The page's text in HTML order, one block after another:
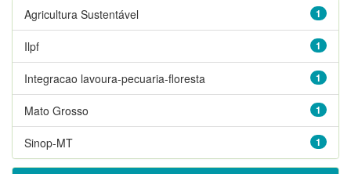
1
Agricultura Sustentável
1
Ilpf
1
Integracao lavoura-pecuaria-floresta
1
Mato Grosso
1
Sinop-MT